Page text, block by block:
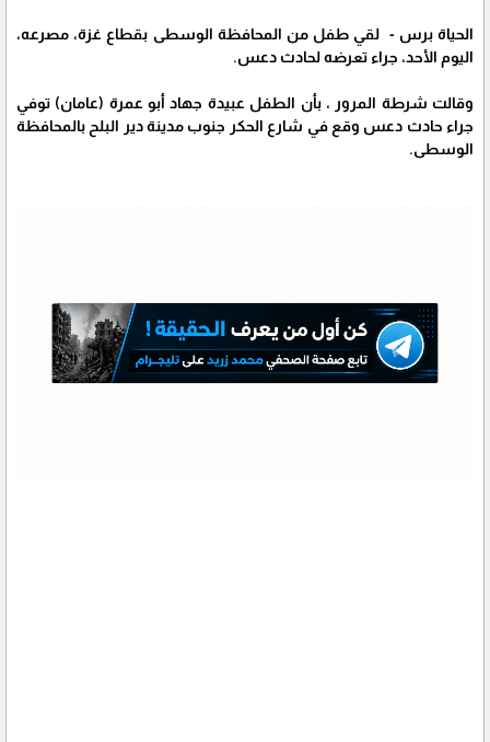
الحياة برس - لقي طفل من المحافظة الوسطى بقطاع غزة، مصرعه،
اليوم الأحد، جراء تعرضه لحادث دعس.
وقالت شرطة المرور ، بأن الطفل عبيدة جهاد أبو عمرة (عامان) توفي
جراء حادث دعس وقع في شارع الحكر جنوب مدينة دير البلح بالمحافظة
الوسطى.